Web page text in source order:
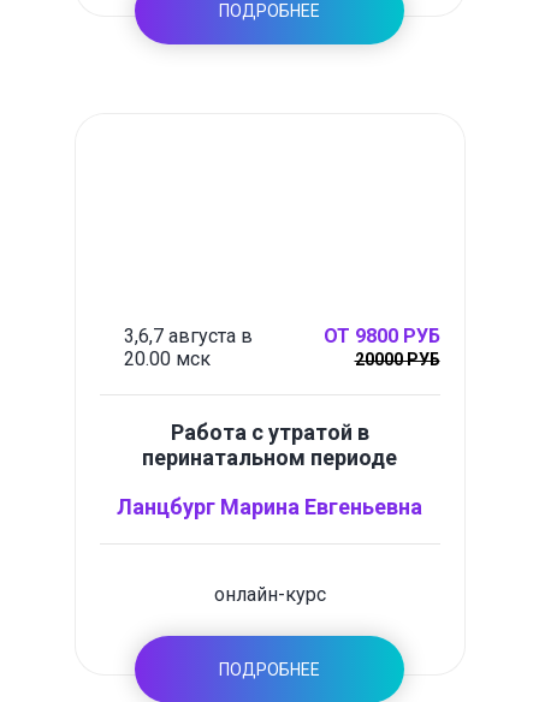
ПОДРОБНЕЕ
3,6,7 августа в
20.00 мск
ОТ 9800 РУБ
20000 РУБ
Работа с утратой в
перинатальном периоде
Ланцбург Марина Евгеньевна
онлайн-курс
ПОДРОБНЕЕ